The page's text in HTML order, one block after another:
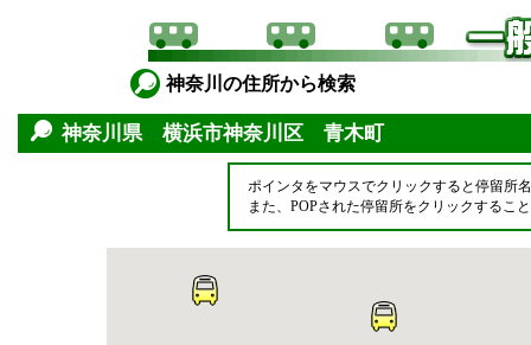
神奈川の住所から検索
神奈川県 横浜市神奈川区 青木町
ポインタをマウスでクリックすると停留所
また、POPされた停留所をクリックするこ